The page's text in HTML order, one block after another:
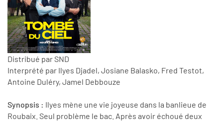
Distribué par SND
Interprété par Ilyes Djadel, Josiane Balasko, Fred Testot,
Antoine Duléry, Jamel Debbouze
Synopsis : Ilyes mène une vie joyeuse dans la banlieue de
Roubaix. Seul problème le bac. Après avoir échoué deux